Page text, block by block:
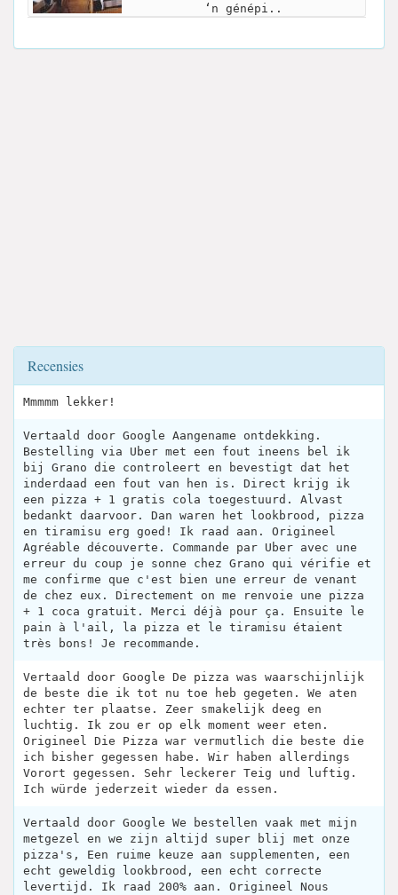
‘n génépi..
Recensies
Mmmmm lekker!
Vertaald door Google Aangename ontdekking.
Bestelling via Uber met een fout ineens bel ik
bij Grano die controleert en bevestigt dat het
inderdaad een fout van hen is. Direct krijg ik
een pizza + 1 gratis cola toegestuurd. Alvast
bedankt daarvoor. Dan waren het lookbrood, pizza
en tiramisu erg goed! Ik raad aan. Origineel
Agréable découverte. Commande par Uber avec une
erreur du coup je sonne chez Grano qui vérifie et
me confirme que c'est bien une erreur de venant
de chez eux. Directement on me renvoie une pizza
+ 1 coca gratuit. Merci déjà pour ça. Ensuite le
pain à l'ail, la pizza et le tiramisu étaient
très bons! Je recommande.
Vertaald door Google De pizza was waarschijnlijk
de beste die ik tot nu toe heb gegeten. We aten
echter ter plaatse. Zeer smakelijk deeg en
luchtig. Ik zou er op elk moment weer eten.
Origineel Die Pizza war vermutlich die beste die
ich bisher gegessen habe. Wir haben allerdings
Vorort gegessen. Sehr leckerer Teig und luftig.
Ich würde jederzeit wieder da essen.
Vertaald door Google We bestellen vaak met mijn
metgezel en we zijn altijd super blij met onze
pizza's, Een ruime keuze aan supplementen, een
echt geweldig lookbrood, een echt correcte
levertijd. Ik raad 200% aan. Origineel Nous